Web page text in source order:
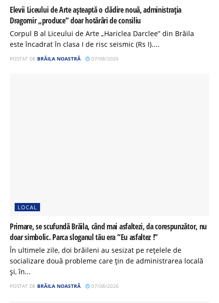
Elevii Liceului de Arte așteaptă o clădire nouă, administrația
Dragomir „produce” doar hotărâri de consiliu
Corpul B al Liceului de Arte „Hariclea Darclee” din Brăila
este încadrat în clasa I de risc seismic (Rs I)....
POSTAT DE BRĂILA NOASTRĂ 07/08/2026
LOCAL
Primare, se scufundă Brăila, când mai asfaltezi, da corespunzător, nu
doar simbolic. Parca sloganul tău era ”Eu asfaltez !”
În ultimele zile, doi brăileni au sesizat pe rețelele de
socializare două probleme care țin de administrarea locală
și, în...
POSTAT DE BRĂILA NOASTRĂ 07/08/2026